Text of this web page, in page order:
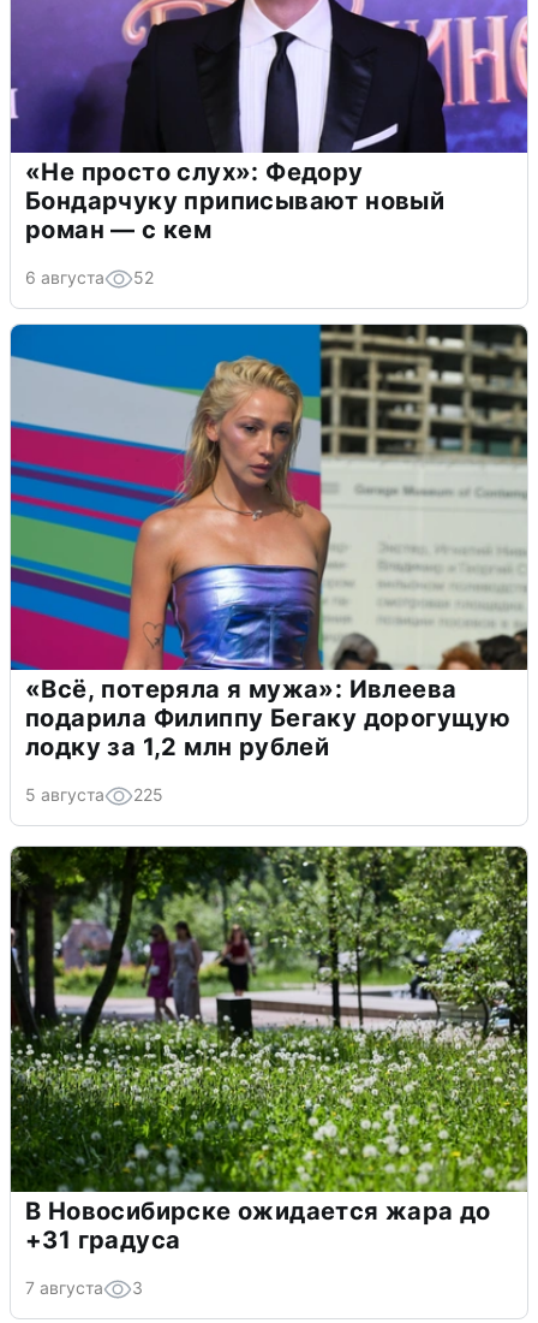
«Не просто слух»: Федору
Бондарчуку приписывают новый
роман — с кем
6 августа 52
«Всё, потеряла я мужа»: Ивлеева
подарила Филиппу Бегаку дорогущую
лодку за 1,2 млн рублей
5 августа 225
В Новосибирске ожидается жара до
+31 градуса
7 августа 3